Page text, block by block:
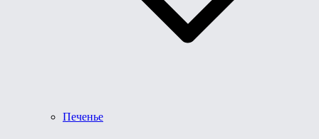
Печенье